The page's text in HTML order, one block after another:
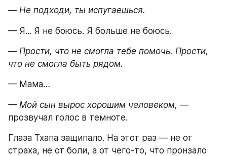
— Не подходи, ты испугаешься.
— Я... Я не боюсь. Я больше не боюсь.
— Прости, что не смогла тебе помочь. Прости,
что не смогла быть рядом.
— Мама…
— Мой сын вырос хорошим человеком, —
прозвучал голос в темноте.
Глаза Тхапа защипало. На этот раз — не от
страха, не от боли, а от чего-то, что пронзало